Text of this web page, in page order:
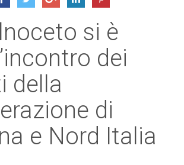
si è
dei
della
di
e Nord Italia